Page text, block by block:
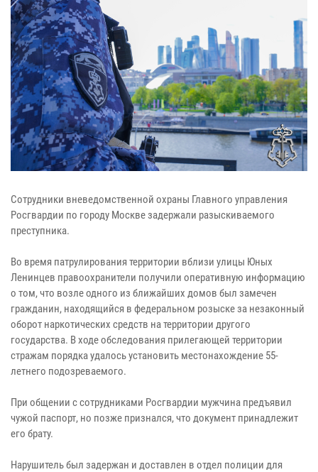
Сотрудники вневедомственной охраны Главного управления
Росгвардии по городу Москве задержали разыскиваемого
преступника.
Во время патрулирования территории вблизи улицы Юных
Ленинцев правоохранители получили оперативную информацию
о том, что возле одного из ближайших домов был замечен
гражданин, находящийся в федеральном розыске за незаконный
оборот наркотических средств на территории другого
государства. В ходе обследования прилегающей территории
стражам порядка удалось установить местонахождение 55-
летнего подозреваемого.
При общении с сотрудниками Росгвардии мужчина предъявил
чужой паспорт, но позже признался, что документ принадлежит
его брату.
Нарушитель был задержан и доставлен в отдел полиции для